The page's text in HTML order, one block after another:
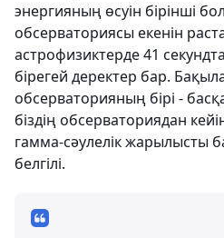
энергияның өсуін бірінші
обсерваториясы екенін
астрофизиктерде 41
бірегей деректер бар.
обсерваторияның бірі -
біздің обсерваториядан
гамма-сәулелік жарылысты
белгілі.